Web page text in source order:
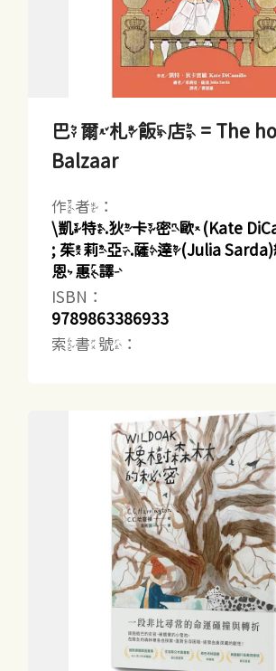
巴爾札飯店 = The
Balzaar
作者：
\凱特.狄卡密歐(Kate
; 茱莉亞.薩達(Julia
恩惠譯
ISBN：
9789863386933
索書號：